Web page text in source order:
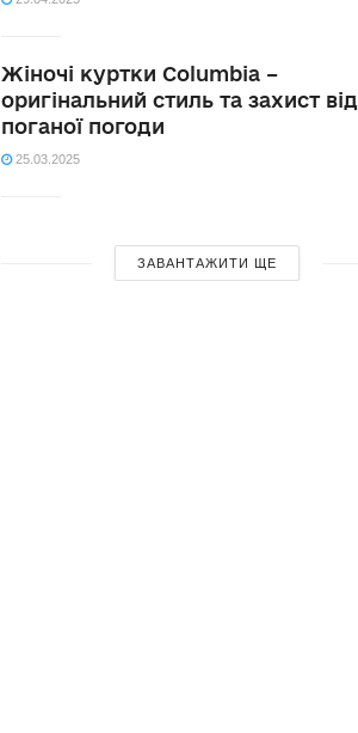
Жіночі куртки Columbia –
оригінальний стиль та захист від
поганої погоди
25.03.2025
ЗАВАНТАЖИТИ ЩЕ